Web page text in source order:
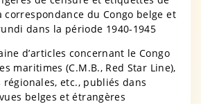
correspondance du Congo belge et
dans la période 1940-1945
d’articles concernant le Congo
maritimes (C.M.B., Red Star Line),
régionales, etc., publiés dans
belges et étrangères